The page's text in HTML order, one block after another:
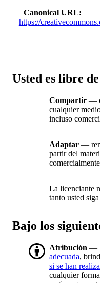
Canonical URL
https://
Usted es libre
Compartir —
cualquier
incluso
Adaptar —
partir del
La licenciante
tanto usted
Bajo los
Atribución —
adecuada,
si se han
cualquier